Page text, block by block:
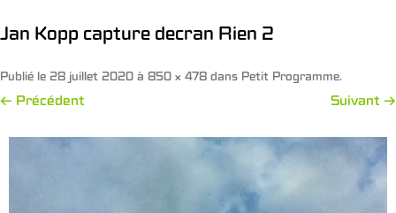
Jan Kopp capture decran Rien 2
Publié le 28 juillet 2020 à 850 × 478 dans Petit Programme.
← Précédent Suivant →